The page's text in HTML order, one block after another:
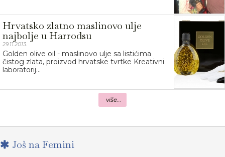
Hrvatsko zlatno maslinovo ulje
najbolje u Harrodsu
29.11.2013.
Golden olive oil - maslinovo ulje sa listićima
čistog zlata, proizvod hrvatske tvrtke Kreativni
laboratorij...
više...
Još na Femini